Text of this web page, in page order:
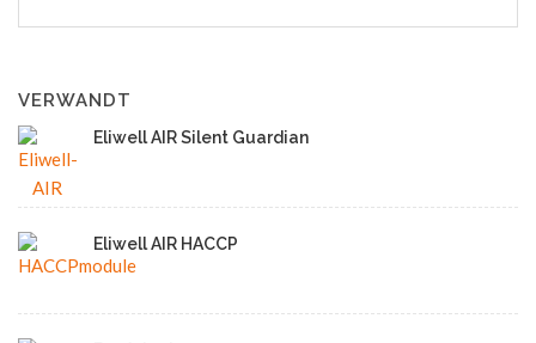
VERWANDT
Eliwell AIR Silent Guardian
Eliwell AIR HACCP